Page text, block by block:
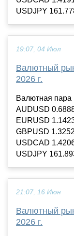
USDJPY
19:07, 04 Июл
Валютный
2026 г.
Валютная пара
AUDUSD
EURUSD
GBPUSD
USDCAD
USDJPY
21:07, 16 Июн
Валютный
2026 г.